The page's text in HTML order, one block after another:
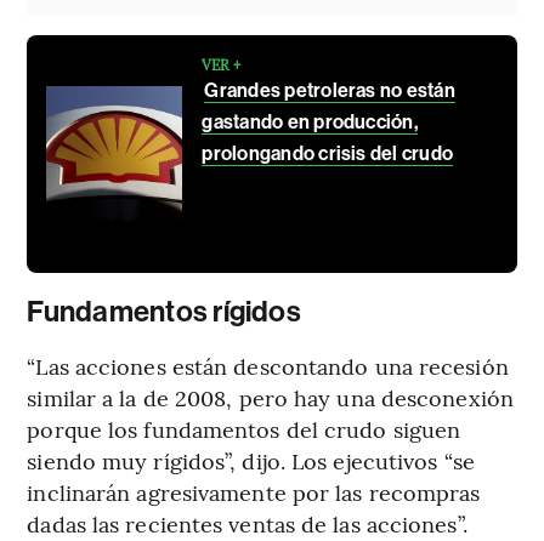
VER +
Grandes petroleras no están
gastando en producción,
prolongando crisis del crudo
Fundamentos rígidos
“Las acciones están descontando una recesión
similar a la de 2008, pero hay una desconexión
porque los fundamentos del crudo siguen
siendo muy rígidos”, dijo. Los ejecutivos “se
inclinarán agresivamente por las recompras
dadas las recientes ventas de las acciones”.